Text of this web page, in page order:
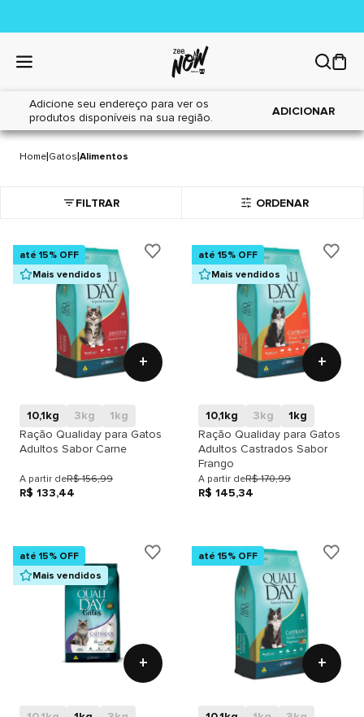
Adicione seu endereço para ver os
produtos disponíveis na sua região.
ADICIONAR
ALIMENTOS
Home|Gatos|Alimentos
FILTRAR ORDENAR
até 15% OFF
Mais vendidos
+
10,1kg 3kg
1kg
Ração Qualiday para Gatos
Adultos Sabor Carne
A partir deR$ 156,99
R$ 133,44
até 15% OFF
Mais vendidos
+
10,1kg 3kg
1kg
Ração Qualiday para Gatos
Adultos Castrados Sabor
Frango
A partir deR$ 170,99
R$ 145,34
até 15% OFF
Mais vendidos
+
até 15% OFF
+